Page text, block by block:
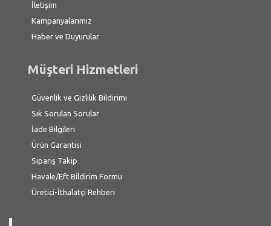
İletişim
Kampanyalarımız
Haber ve Duyurular
Müşteri Hizmetleri
Güvenlik ve Gizlilik Bildirimi
Sık Sorulan Sorular
İade Bilgileri
Ürün Garantisi
Sipariş Takip
Havale/Eft Bildirim Formu
Üretici-İthalatçi Rehberi